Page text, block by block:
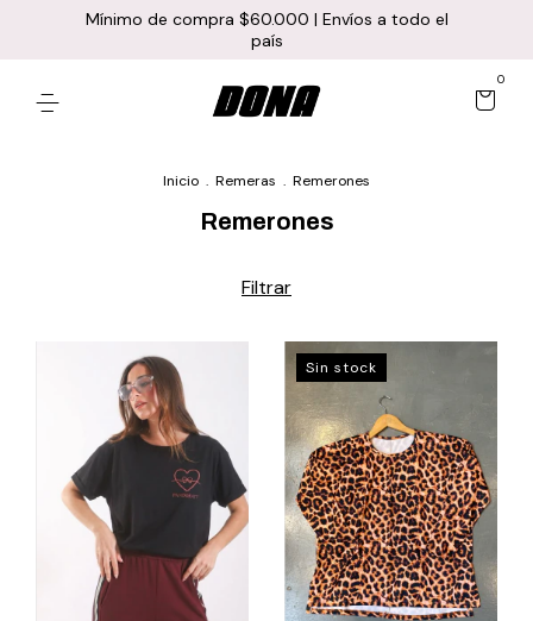
Mínimo de compra $60.000 | Envíos a todo el
país
0
Inicio . Remeras . Remerones
Remerones
Filtrar
Sin stock